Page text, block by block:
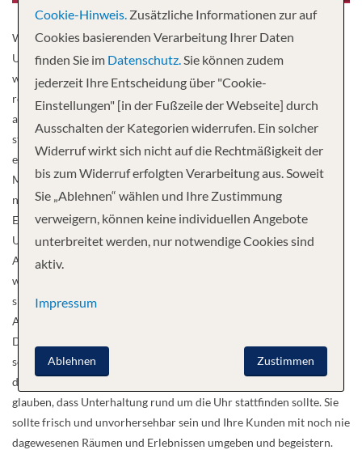
Wir haben nicht einfach nur ein Schiff gebaut. Wir haben den
Urlaub geschaffen, an den sich Ihre Kunden für immer erinnern
werden. Das Restaurant, das sie nie vergessen werden. Den
romantischen Abend, der so schön ist, dass er den ganzen Tag
anhält. Den Tag am Pool, der alle anderen Pooltage in den Schatten
stellt. Wir haben neue Wege geschaffen, wie Ihre Kunden die Welt
erkunden können, noch bevor sie dort ankommen. Neue
Möglichkeiten für sie, neue Energie zu tanken wie nie zuvor. Ein
neuer Punkt auf ihrer Bucket List. Aufregende Tage voller
Entdeckungen verdienen außergewöhnliche Orte zum Auftanken.
Unser Angebot an Unterkünften wurde kunstvoll gestaltet, um den
Aufenthalt Ihrer Kunden warm und einladend zu gestalten. Sie
werden sich an stilvollem Design erfreuen. In exquisite Betten
sinken. Atemberaubende Ausblicke genießen. Von ihrem erhöhten
Aussichtspunkt aus zusehen, wie die Welt an ihnen vorbeigleitet.
Das Unterhaltungsangebot an Bord ist ebenso revolutionär und
sorgfältig gestaltet wie das Schiff selbst. Tatsächlich verändern wir
die Zukunft der Unterhaltung auf See – und überall sonst. Wir
glauben, dass Unterhaltung rund um die Uhr stattfinden sollte. Sie
sollte frisch und unvorhersehbar sein und Ihre Kunden mit noch nie
dagewesenen Räumen und Erlebnissen umgeben und begeistern.
Cookie-Hinweis. Zusätzliche Informationen zur auf
Cookies basierenden Verarbeitung Ihrer Daten
finden Sie im Datenschutz.Sie können zudem
jederzeit Ihre Entscheidung über "Cookie-
Einstellungen" [in der Fußzeile der Webseite] durch
Ausschalten der Kategorien widerrufen. Ein solcher
Widerruf wirkt sich nicht auf die Rechtmäßigkeit der
bis zum Widerruf erfolgten Verarbeitung aus. Soweit
Sie „Ablehnen“ wählen und Ihre Zustimmung
verweigern, können keine individuellen Angebote
unterbreitet werden, nur notwendige Cookies sind
aktiv.
Impressum
Zustimmen
Ablehnen